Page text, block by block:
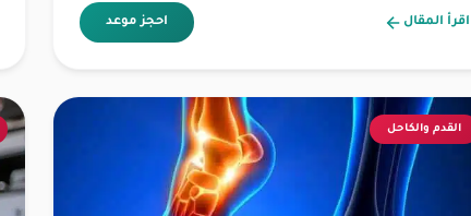
اقرأ المقال احجز موعد
القدم والكاحل